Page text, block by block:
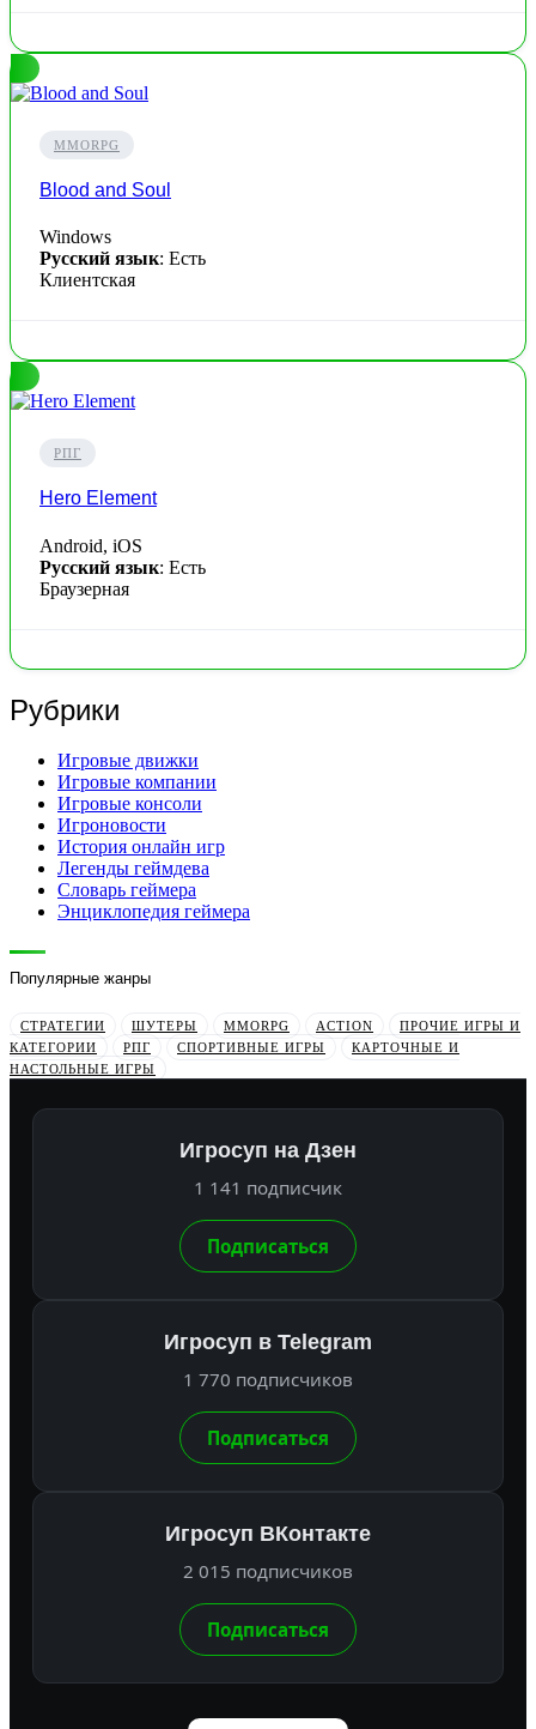
MMORPG
Blood and Soul
Windows
Русский язык: Есть
Клиентская
РПГ
Hero Element
Android, iOS
Русский язык: Есть
Браузерная
Рубрики
Игровые движки
Игровые компании
Игровые консоли
Игроновости
История онлайн игр
Легенды геймдева
Словарь геймера
Энциклопедия геймера
Популярные жанры
СТРАТЕГИИ ШУТЕРЫ MMORPG ACTION
ПРОЧИЕ ИГРЫ И
КАТЕГОРИИ
РПГ СПОРТИВНЫЕ ИГРЫ
КАРТОЧНЫЕ И
НАСТОЛЬНЫЕ ИГРЫ
Игросуп на Дзен
1 141 подписчик
Подписаться
Игросуп в Telegram
1 770 подписчиков
Подписаться
Игросуп ВКонтакте
2 015 подписчиков
Подписаться